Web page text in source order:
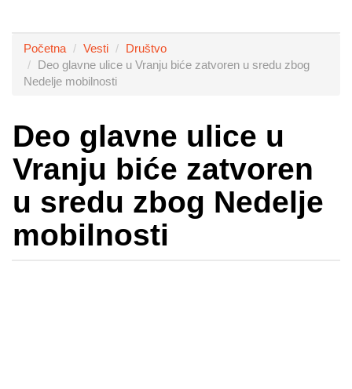
Početna Vesti
Društvo
Deo glavne ulice u Vranju biće zatvoren u sredu zbog
Nedelje mobilnosti
Deo glavne ulice u
Vranju biće zatvoren
u sredu zbog Nedelje
mobilnosti